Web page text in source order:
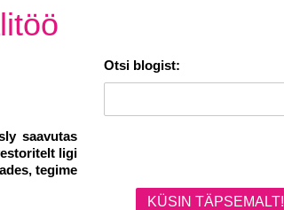
saavutas
ligi
tegime
Otsi blogist:
KÜSIN TÄPSEMALT!